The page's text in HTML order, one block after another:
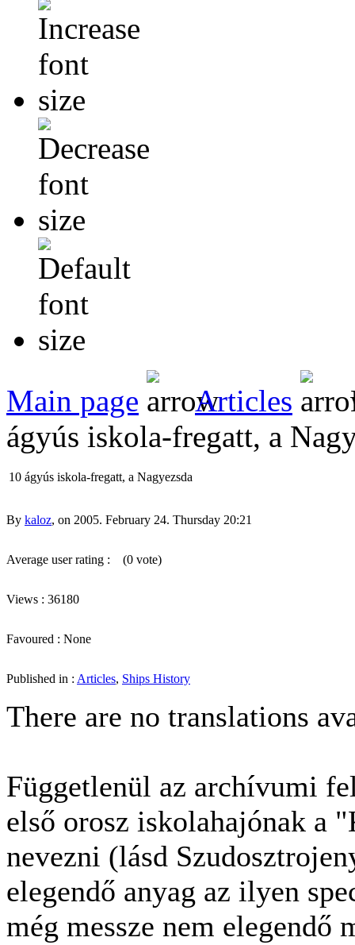
Main page Articles
ágyús iskola-fregatt, a
10 ágyús iskola-fregatt, a Nagyezsda
By kaloz, on 2005. February 24. Thursday 20:21
Average user rating : (0 vote)
Views : 36180
Favoured : None
Published in : Articles, Ships History
There are no translations
Függetlenül az archívumi
első orosz iskolahajónak a
nevezni (lásd
elegendő anyag az ilyen
még messze nem elegendő